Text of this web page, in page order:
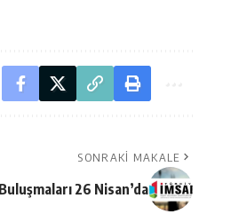
SONRAKI MAKALE
26 Nisan’da